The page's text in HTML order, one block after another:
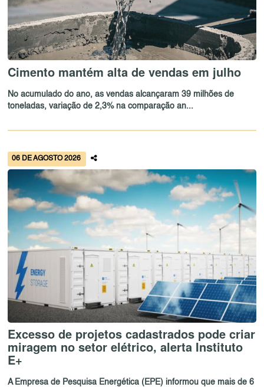
Cimento mantém alta de vendas em julho
No acumulado do ano, as vendas alcançaram 39 milhões de
toneladas, variação de 2,3% na comparação an...
06 DE AGOSTO 2026
Excesso de projetos cadastrados pode criar
miragem no setor elétrico, alerta Instituto
E+
A Empresa de Pesquisa Energética (EPE) informou que mais de 6